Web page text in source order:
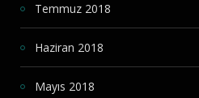
Temmuz 2018
Haziran 2018
Mayıs 2018